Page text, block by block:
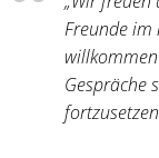
Freunde im
Gespräche